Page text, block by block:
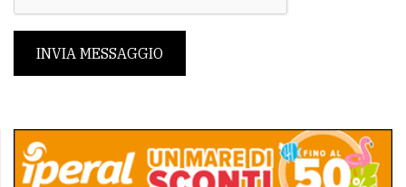
INVIA MESSAGGIO